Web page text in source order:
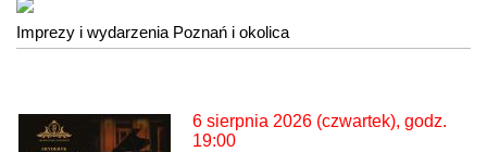
Imprezy i wydarzenia Poznań i okolica
6 sierpnia 2026 (czwartek), godz.
19:00